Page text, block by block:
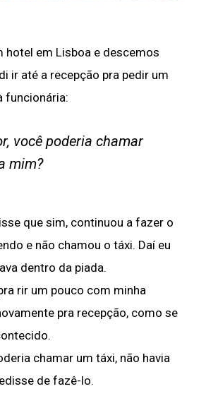
hotel em Lisboa e descemos
ir até a recepção pra pedir um
funcionária:
você poderia chamar
mim?
que sim, continuou a fazer o
e não chamou o táxi. Daí eu
dentro da piada.
rir um pouco com minha
pra recepção, como se
chamar um táxi, não havia
de fazê-lo.